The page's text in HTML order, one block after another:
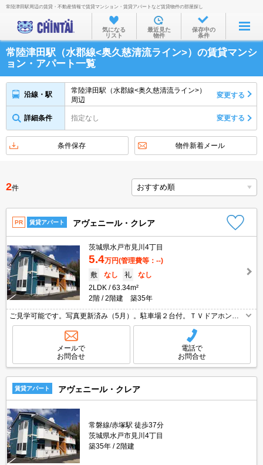
お部屋を探す
沿線・駅から
住所から
家賃相場から
不動産会社から
常陸津田駅周辺の賃貸・不動産情報で賃貸マンション・賃貸アパートなど賃貸物件の部屋探し
気になる
リスト
最近見た
物件
保存中の
条件
常陸津田駅（水郡線<奥久慈清流ライン>）の賃貸マンシ
ョン・アパート一覧
沿線・駅
常陸津田駅（水郡線<奥久慈清流ライン>）
周辺
変更する
詳細条件 指定なし 変更する
条件保存 物件新着メール
2件
PR 賃貸アパート アヴェニール・クレア
茨城県水戸市見川4丁目
5.4万円(管理費等：--)
敷
なし 礼
なし
2LDK
63.34m²
2階
2階建 築35年
ご見学可能です。写真更新済み（5月）。駐車場２台付。ＴＶドアホン。
温水洗浄便座付。追焚給湯式。
メールで
お問合せ
電話で
お問合せ
賃貸アパート アヴェニール・クレア
常磐線/赤塚駅 徒歩37分
茨城県水戸市見川4丁目
築35年
2階建